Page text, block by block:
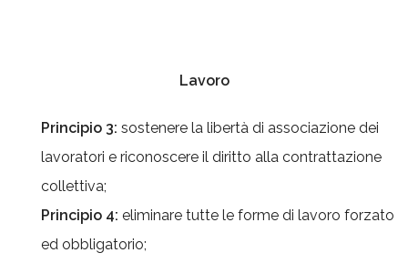
Lavoro
Principio 3: sostenere la libertà di associazione dei
lavoratori e riconoscere il diritto alla contrattazione
collettiva;
Principio 4: eliminare tutte le forme di lavoro forzato
ed obbligatorio;